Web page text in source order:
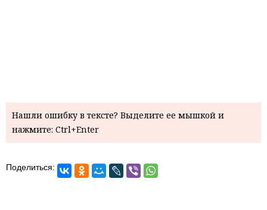
Нашли ошибку в тексте? Выделите ее мышкой и
нажмите: Ctrl+Enter
Поделиться: